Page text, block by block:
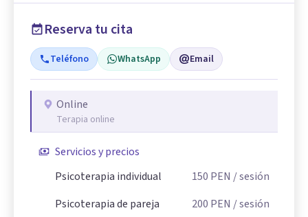
Reserva tu cita
Teléfono WhatsApp Email
Online
Terapia online
Servicios y precios
Psicoterapia individual
150 PEN / sesión
Psicoterapia de pareja
200 PEN / sesión